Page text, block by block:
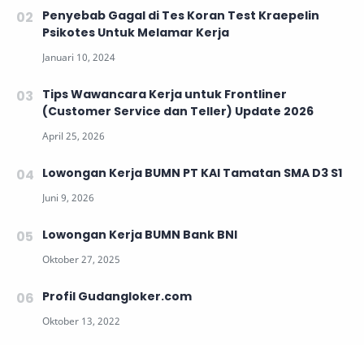
Penyebab Gagal di Tes Koran Test Kraepelin
Psikotes Untuk Melamar Kerja
Tips Wawancara Kerja untuk Frontliner
(Customer Service dan Teller) Update 2026
Lowongan Kerja BUMN PT KAI Tamatan SMA D3 S1
Lowongan Kerja BUMN Bank BNI
Profil Gudangloker.com